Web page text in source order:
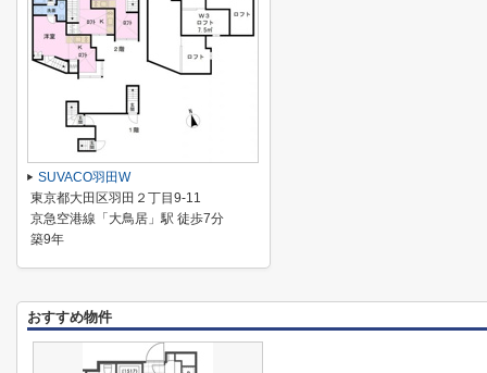
SUVACO羽田W
東京都大田区羽田２丁目9-11
京急空港線「大鳥居」駅 徒歩7分
築9年
おすすめ物件